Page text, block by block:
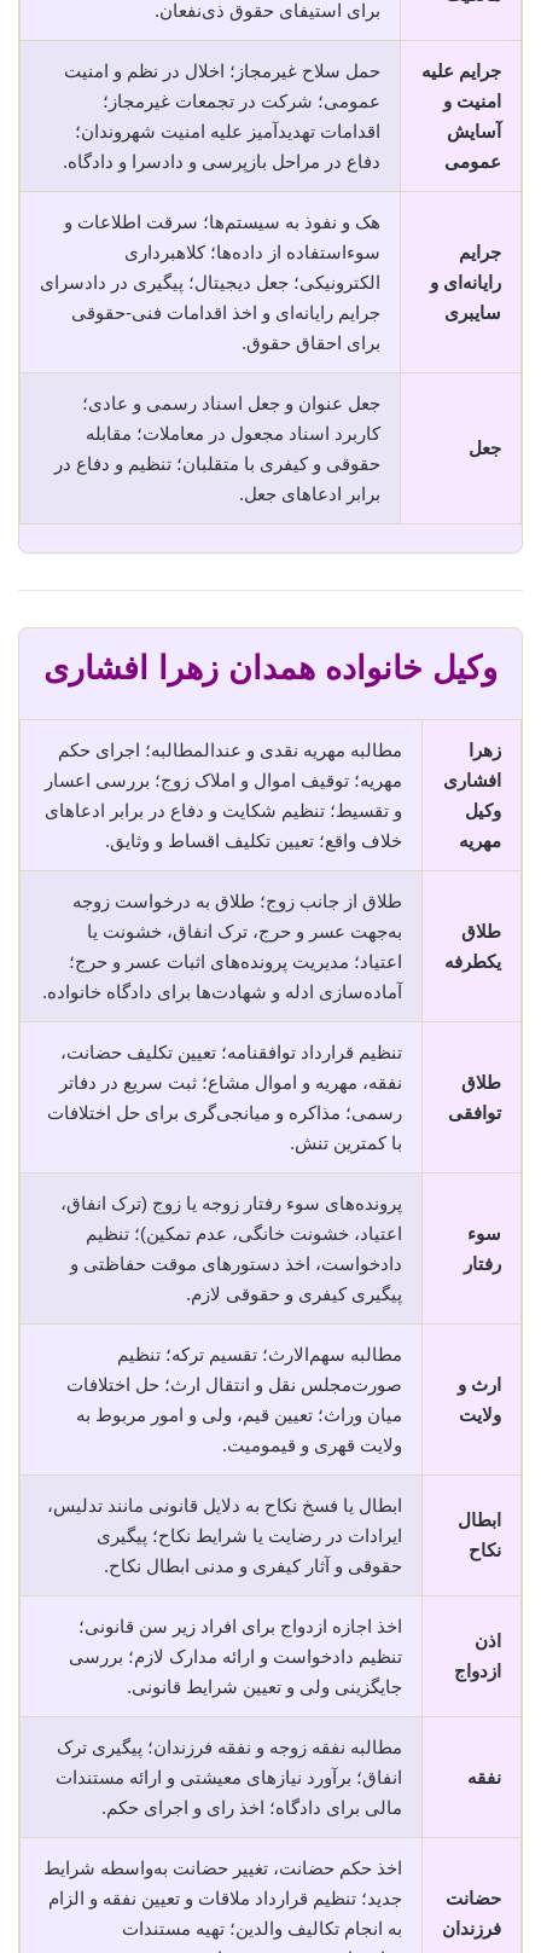
برای استیفای حقوق ذی‌نفعان.
جرایم علیه
امنیت و
آسایش
عمومی
حمل سلاح غیرمجاز؛ اخلال در نظم و امنیت
عمومی؛ شرکت در تجمعات غیرمجاز؛
اقدامات تهدیدآمیز علیه امنیت شهروندان؛
دفاع در مراحل بازپرسی و دادسرا و دادگاه.
جرایم
رایانه‌ای و
سایبری
هک و نفوذ به سیستم‌ها؛ سرقت اطلاعات و
سوء‌استفاده از داده‌ها؛ کلاهبرداری
الکترونیکی؛ جعل دیجیتال؛ پیگیری در دادسرای
جرایم رایانه‌ای و اخذ اقدامات فنی-حقوقی
برای احقاق حقوق.
جعل
جعل عنوان و جعل اسناد رسمی و عادی؛
کاربرد اسناد مجعول در معاملات؛ مقابله
حقوقی و کیفری با متقلبان؛ تنظیم و دفاع در
برابر ادعاهای جعل.
وکیل خانواده همدان زهرا افشاری
زهرا
افشاری
وکیل
مهریه
مطالبه مهریه نقدی و عندالمطالبه؛ اجرای حکم
مهریه؛ توقیف اموال و املاک زوج؛ بررسی اعسار
و تقسیط؛ تنظیم شکایت و دفاع در برابر ادعاهای
خلاف واقع؛ تعیین تکلیف اقساط و وثایق.
طلاق
یکطرفه
طلاق از جانب زوج؛ طلاق به درخواست زوجه
به‌جهت عسر و حرج، ترک انفاق، خشونت یا
اعتیاد؛ مدیریت پرونده‌های اثبات عسر و حرج؛
آماده‌سازی ادله و شهادت‌ها برای دادگاه خانواده.
طلاق
توافقی
تنظیم قرارداد توافقنامه؛ تعیین تکلیف حضانت،
نفقه، مهریه و اموال مشاع؛ ثبت سریع در دفاتر
رسمی؛ مذاکره و میانجی‌گری برای حل اختلافات
با کمترین تنش.
سوء
رفتار
پرونده‌های سوء رفتار زوجه یا زوج (ترک انفاق،
اعتیاد، خشونت خانگی، عدم تمکین)؛ تنظیم
دادخواست، اخذ دستورهای موقت حفاظتی و
پیگیری کیفری و حقوقی لازم.
ارث و
ولایت
مطالبه سهم‌الارث؛ تقسیم ترکه؛ تنظیم
صورت‌مجلس نقل و انتقال ارث؛ حل اختلافات
میان وراث؛ تعیین قیم، ولی و امور مربوط به
ولایت قهری و قیمومیت.
ابطال
نکاح
ابطال یا فسخ نکاح به دلایل قانونی مانند تدلیس،
ایرادات در رضایت یا شرایط نکاح؛ پیگیری
حقوقی و آثار کیفری و مدنی ابطال نکاح.
اذن
ازدواج
اخذ اجازه ازدواج برای افراد زیر سن قانونی؛
تنظیم دادخواست و ارائه مدارک لازم؛ بررسی
جایگزینی ولی و تعیین شرایط قانونی.
نفقه
مطالبه نفقه زوجه و نفقه فرزندان؛ پیگیری ترک
انفاق؛ برآورد نیازهای معیشتی و ارائه مستندات
مالی برای دادگاه؛ اخذ رای و اجرای حکم.
حضانت
فرزندان
اخذ حکم حضانت، تغییر حضانت به‌واسطه شرایط
جدید؛ تنظیم قرارداد ملاقات و تعیین نفقه و الزام
به انجام تکالیف والدین؛ تهیه مستندات